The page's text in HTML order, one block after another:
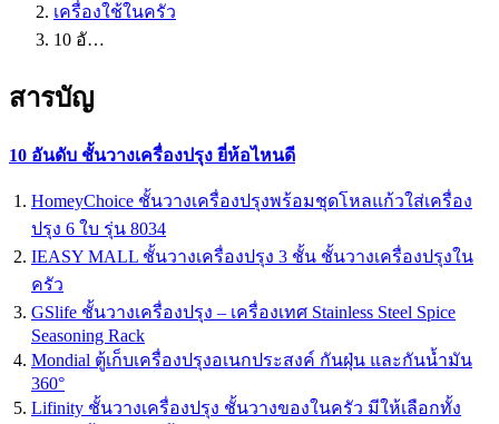
เครื่องใช้ในครัว
10 อั…
สารบัญ
10 อันดับ ชั้นวางเครื่องปรุง ยี่ห้อไหนดี
HomeyChoice ชั้นวางเครื่องปรุงพร้อมชุดโหลแก้วใส่เครื่อง
ปรุง 6 ใบ รุ่น 8034
IEASY MALL ชั้นวางเครื่องปรุง 3 ชั้น ชั้นวางเครื่องปรุงใน
ครัว
GSlife ชั้นวางเครื่องปรุง – เครื่องเทศ Stainless Steel Spice
Seasoning Rack
Mondial ตู้เก็บเครื่องปรุงอเนกประสงค์ กันฝุ่น และกันน้ำมัน
360°
Lifinity ชั้นวางเครื่องปรุง ชั้นวางของในครัว มีให้เลือกทั้ง